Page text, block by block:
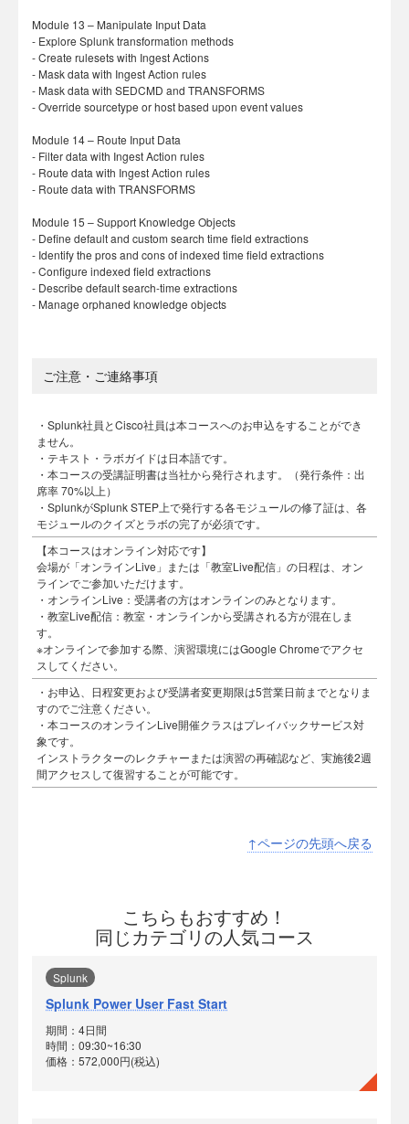
Module 13 – Manipulate Input Data
- Explore Splunk transformation methods
- Create rulesets with Ingest Actions
- Mask data with Ingest Action rules
- Mask data with SEDCMD and TRANSFORMS
- Override sourcetype or host based upon event values
Module 14 – Route Input Data
- Filter data with Ingest Action rules
- Route data with Ingest Action rules
- Route data with TRANSFORMS
Module 15 – Support Knowledge Objects
- Define default and custom search time field extractions
- Identify the pros and cons of indexed time field extractions
- Configure indexed field extractions
- Describe default search-time extractions
- Manage orphaned knowledge objects
ご注意・ご連絡事項
・Splunk社員とCisco社員は本コースへのお申込をすることができ
ません。
・テキスト・ラボガイドは日本語です。
・本コースの受講証明書は当社から発行されます。（発行条件：出
席率 70%以上）
・SplunkがSplunk STEP上で発行する各モジュールの修了証は、各
モジュールのクイズとラボの完了が必須です。
【本コースはオンライン対応です】
会場が「オンラインLive」または「教室Live配信」の日程は、オン
ラインでご参加いただけます。
・オンラインLive：受講者の方はオンラインのみとなります。
・教室Live配信：教室・オンラインから受講される方が混在しま
す。
※オンラインで参加する際、演習環境にはGoogle Chromeでアクセ
スしてください。
・お申込、日程変更および受講者変更期限は5営業日前までとなりま
すのでご注意ください。
・本コースのオンラインLive開催クラスはプレイバックサービス対
象です。
インストラクターのレクチャーまたは演習の再確認など、実施後2週
間アクセスして復習することが可能です。
↑ページの先頭へ戻る
こちらもおすすめ！
同じカテゴリの人気コース
Splunk
Splunk Power User Fast Start
期間：4日間
時間：09:30~16:30
価格：572,000円(税込)